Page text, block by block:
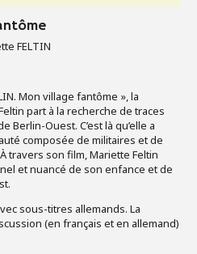
FELTIN
Mon village fantôme », la
part à la recherche de traces
Berlin-Ouest. C’est là qu’elle a
composée de militaires et de
travers son film, Mariette Feltin
et nuancé de son enfance et de
sous-titres allemands. La
(en français et en allemand)